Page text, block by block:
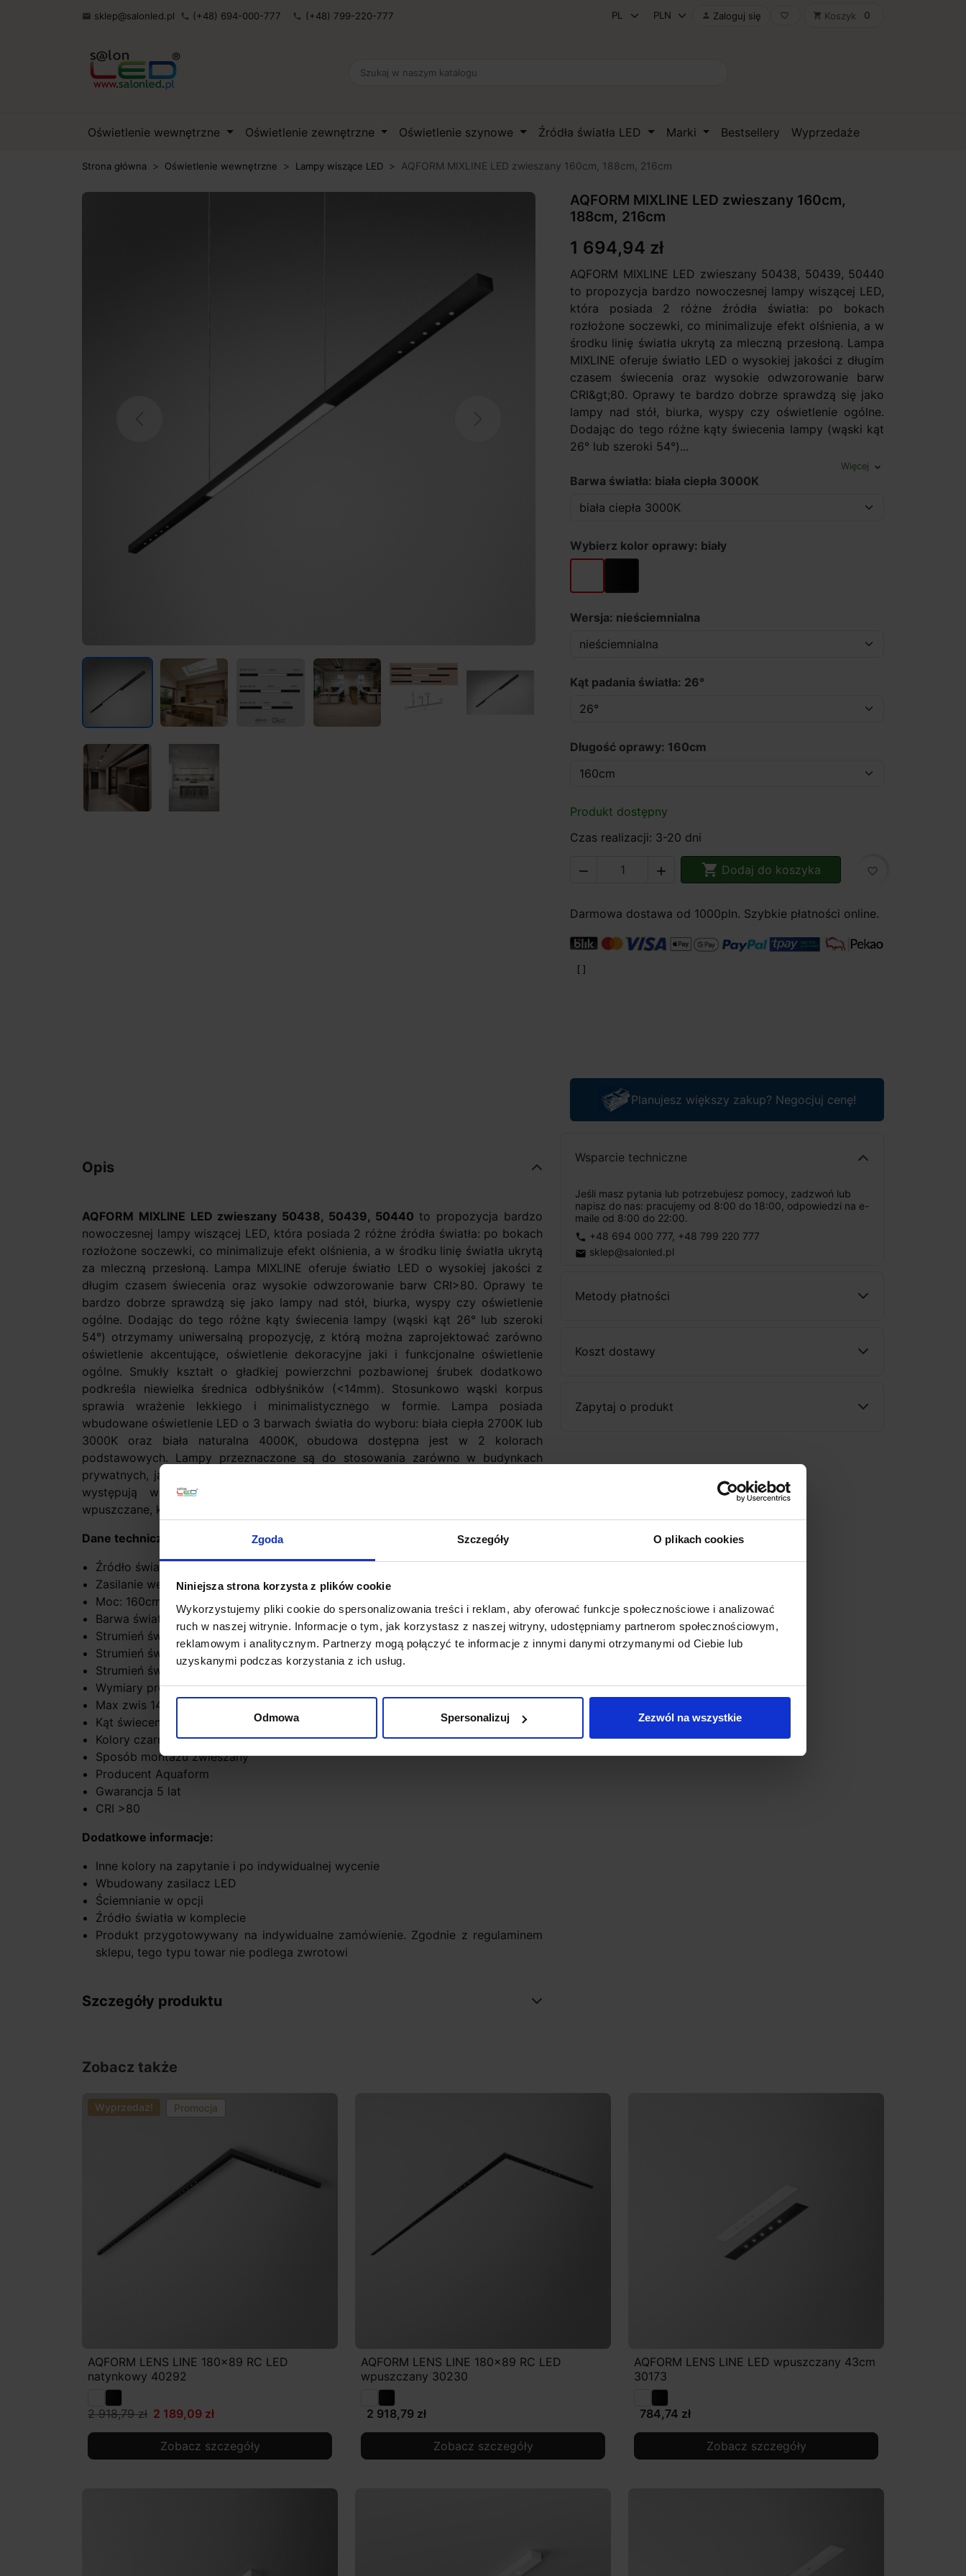
Zgoda Szczegóły O plikach cookies
Niniejsza strona korzysta z plików cookie
Wykorzystujemy pliki cookie do spersonalizowania treści i reklam, aby oferować funkcje społecznościowe i analizować
ruch w naszej witrynie. Informacje o tym, jak korzystasz z naszej witryny, udostępniamy partnerom społecznościowym,
reklamowym i analitycznym. Partnerzy mogą połączyć te informacje z innymi danymi otrzymanymi od Ciebie lub
uzyskanymi podczas korzystania z ich usług.
Odmowa Spersonalizuj Zezwól na wszystkie
 sklep@salonled.pl phone (+48) 694-000-777 phone (+48) 799-220-777  Zaloguj się favorite_border shopping_cart Koszyk 0
Oświetlenie wewnętrzne Oświetlenie zewnętrzne Oświetlenie szynowe Źródła światła LED Marki Bestsellery Wyprzedaże
Strona główna Oświetlenie wewnętrzne Lampy wiszące LED AQFORM MIXLINE LED zwieszany 160cm, 188cm, 216cm
AQFORM MIXLINE LED zwieszany 160cm,
188cm, 216cm
1 694,94 zł
AQFORM MIXLINE LED zwieszany 50438, 50439, 50440
to propozycja bardzo nowoczesnej lampy wiszącej LED,
która posiada 2 różne źródła światła: po bokach
rozłożone soczewki, co minimalizuje efekt olśnienia, a w
środku linię światła ukrytą za mleczną przesłoną. Lampa
MIXLINE oferuje światło LED o wysokiej jakości z długim
czasem świecenia oraz wysokie odwzorowanie barw
CRI&gt;80. Oprawy te bardzo dobrze sprawdzą się jako
lampy nad stół, biurka, wyspy czy oświetlenie ogólne.
Dodając do tego różne kąty świecenia lampy (wąski kąt
26° lub szeroki 54°)...
Więcej expand_more
Barwa światła: biała ciepła 3000K
Wybierz kolor oprawy: biały
biały czarny
Wersja: nieściemnialna
Kąt padania światła: 26°
Długość oprawy: 160cm
Produkt dostępny
Czas realizacji: 3-20 dni
   Dodaj do koszyka favorite_border
Darmowa dostawa od 1000pln. Szybkie płatności online.
Planujesz większy zakup? Negocjuj cenę!
Wsparcie techniczne
Jeśli masz pytania lub potrzebujesz pomocy, zadzwoń lub
napisz do nas: pracujemy od 8:00 do 18:00, odpowiedzi na e-
maile od 8:00 do 22:00.
phone +48 694 000 777, +48 799 220 777
email sklep@salonled.pl
Metody płatności
Koszt dostawy
Zapytaj o produkt
Opis
AQFORM MIXLINE LED zwieszany 50438, 50439, 50440 to propozycja bardzo
nowoczesnej lampy wiszącej LED, która posiada 2 różne źródła światła: po bokach
rozłożone soczewki, co minimalizuje efekt olśnienia, a w środku linię światła ukrytą
za mleczną przesłoną. Lampa MIXLINE oferuje światło LED o wysokiej jakości z
długim czasem świecenia oraz wysokie odwzorowanie barw CRI>80. Oprawy te
bardzo dobrze sprawdzą się jako lampy nad stół, biurka, wyspy czy oświetlenie
ogólne. Dodając do tego różne kąty świecenia lampy (wąski kąt 26° lub szeroki
54°) otrzymamy uniwersalną propozycję, z którą można zaprojektować zarówno
oświetlenie akcentujące, oświetlenie dekoracyjne jaki i funkcjonalne oświetlenie
ogólne. Smukły kształt o gładkiej powierzchni pozbawionej śrubek dodatkowo
podkreśla niewielka średnica odbłyśników (<14mm). Stosunkowo wąski korpus
sprawia wrażenie lekkiego i minimalistycznego w formie. Lampa posiada
wbudowane oświetlenie LED o 3 barwach światła do wyboru: biała ciepła 2700K lub
3000K oraz biała naturalna 4000K, obudowa dostępna jest w 2 kolorach
podstawowych. Lampy przeznaczone są do stosowania zarówno w budynkach
prywatnych, jak i komercyjnych, biurowych czy hotelowych. Oprawy MIXLINE LED
występują w 4 sposobach montażu: jako lampy natynkowe, oświetlenie
wpuszczane, kinkiety i lampy wiszące.
Dane techniczne:
Źródło światła LED zintegrowane
Zasilanie wejściowe 230V
Moc: 160cm-15,5W, 188cm-24,5W lub 216cm-33W
Barwa światła: 2700K biała ciepła, 3000K biała ciepła, 4000K biała neutralna
Strumień światła 15,5W: 2700K-1680lm, 3000K-1820lm, 4000K-1970lm
Strumień światła 24,5W: 2700K-2700lm, 3000K-2910lm, 4000K-3140lm
Strumień światła 33W: 2700K-3710lm, 3000K-4010lm, 4000K-4310lm
Wymiary profilu wys. 3,2cm x szerokość 4,2cm długość 160cm/188cm/216cm
Max zwis 140cm
Kąt świecenia: 26° lub 54°
Kolory czarny, biały
Sposób montażu zwieszany
Producent Aquaform
Gwarancja 5 lat
CRI >80
Dodatkowe informacje:
Inne kolory na zapytanie i po indywidualnej wycenie
Wbudowany zasilacz LED
Ściemnianie w opcji
Źródło światła w komplecie
Produkt przygotowywany na indywidualne zamówienie. Zgodnie z regulaminem
sklepu, tego typu towar nie podlega zwrotowi
Szczegóły produktu
Zobacz także
Wyprzedaż! Promocja
AQFORM LENS LINE 180x89 RC LED
natynkowy 40292
2 918,79 zł 2 189,09 zł
Zobacz szczegóły
AQFORM LENS LINE 180x89 RC LED
wpuszczany 30230
2 918,79 zł
Zobacz szczegóły
AQFORM LENS LINE LED wpuszczany 43cm
30173
784,74 zł
Zobacz szczegóły